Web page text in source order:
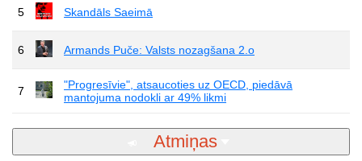
5 Skandāls Saeimā
6 Armands Puče: Valsts nozagšana 2.o
7
"Progresīvie", atsaucoties uz OECD, piedāvā
mantojuma nodokli ar 49% likmi
Atmiņas